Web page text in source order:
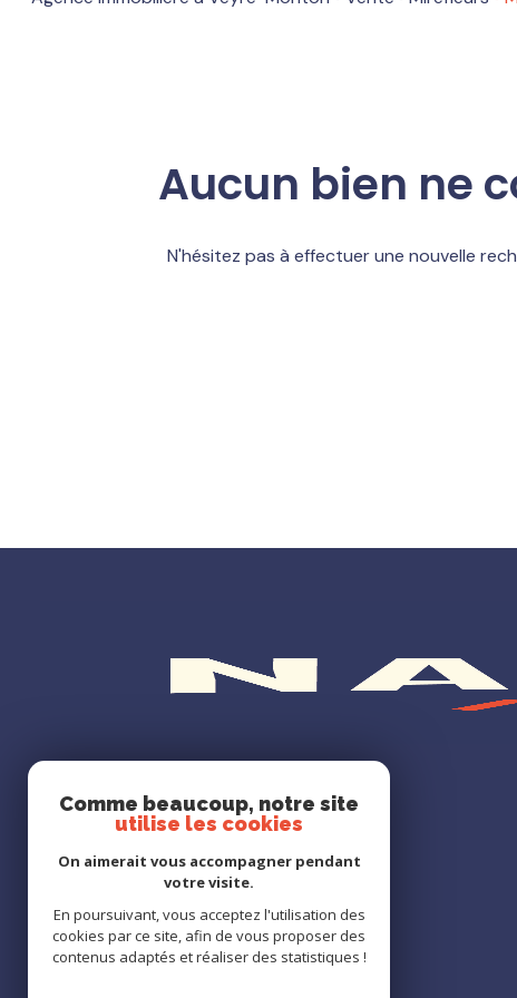
services
Aucun bien ne
N'hésitez pas à effectuer une nouvelle
LA NAVETTE IMMO
celine.grenier@lanavetteimmo.fr
63960 Veyre-Monton
Comme beaucoup, notre site
utilise les cookies
On aimerait vous accompagner pendant
votre visite.
En poursuivant, vous acceptez l'utilisation des
cookies par ce site, afin de vous proposer des
contenus adaptés et réaliser des statistiques !